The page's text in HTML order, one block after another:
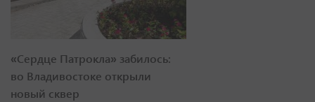
«Сердце Патрокла» забилось:
во Владивостоке открыли
новый сквер